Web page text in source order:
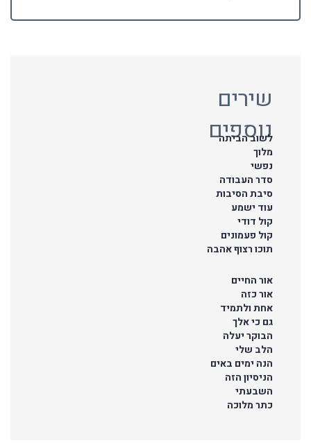
שירים
נוספים
לשוב הביתה
מלוך
נפשי
סדר העבודה
סיבת הסיבות
עוד ישמע
קול דודי
קול פעמונים
תוכו רצוף אהבה
אור החיים
אור כזה
אחת ולתמיד
גם כי אלך
הבוקר יעלה
הלב שלי
הנה ימים באים
הניסיון הזה
השבעתי
כתר מלוכה